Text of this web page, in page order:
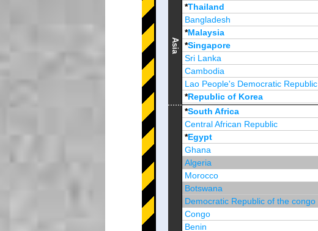
Asia
*Thailand
Bangladesh
*Malaysia
*Singapore
Sri Lanka
Cambodia
Lao People's Democratic Republic
*Republic of Korea
Brunei Darussalam
*South Africa
Central African Republic
*Egypt
Ghana
Algeria
Morocco
Botswana
Democratic Republic of the congo
Congo
Benin